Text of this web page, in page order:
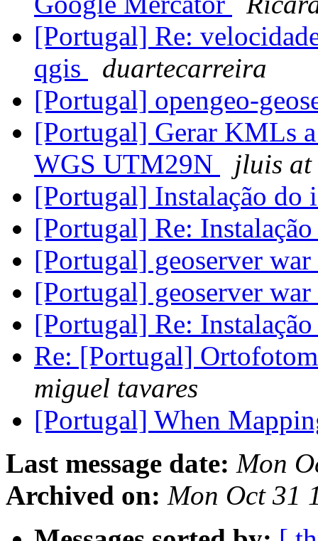
[Portugal] Re:
qgis
duartecarreira
[Portugal] opengeo-
[Portugal] Gerar KMLs
WGS UTM29N
jluis
[Portugal] Instalação do
[Portugal] Re:
[Portugal] geoserver war
[Portugal] geoserver war
[Portugal] Re:
Re: [Portugal]
miguel tavares
[Portugal] When
Last message date: Mon
Archived on: Mon Oct 31